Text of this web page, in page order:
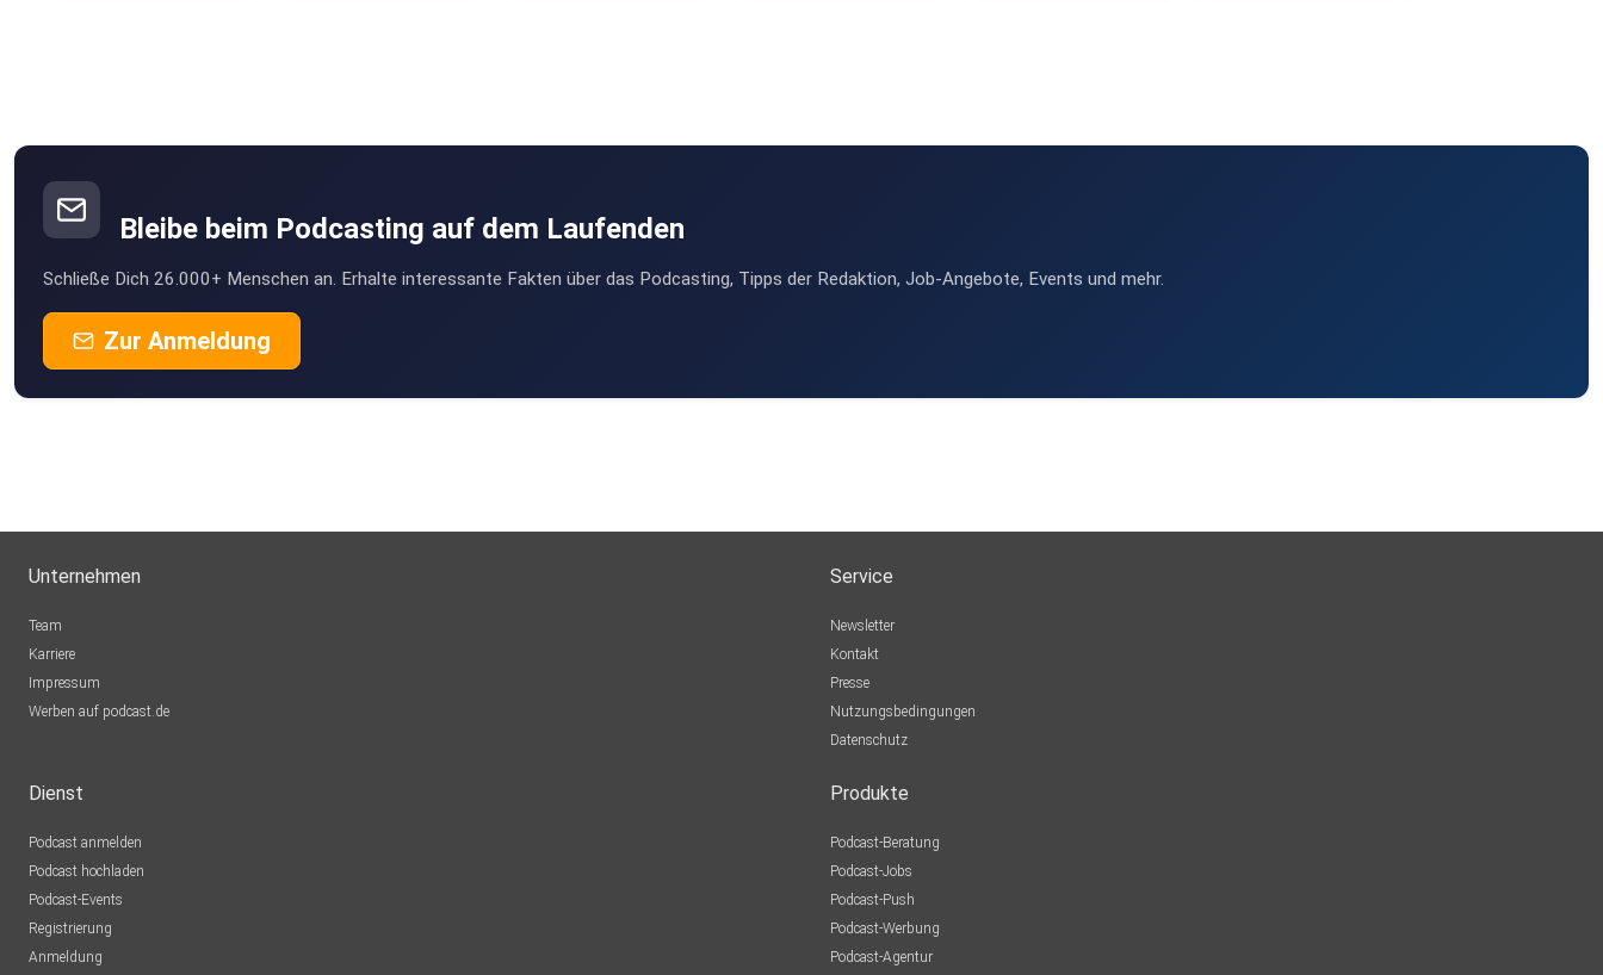
Bleibe beim Podcasting auf dem Laufenden
Schließe Dich 26.000+ Menschen an. Erhalte interessante Fakten über das Podcasting, Tipps der Redaktion, Job-Angebote, Events und mehr.
Zur Anmeldung
Unternehmen
Team
Karriere
Impressum
Werben auf podcast.de
Service
Newsletter
Kontakt
Presse
Nutzungsbedingungen
Datenschutz
Dienst
Podcast anmelden
Podcast hochladen
Podcast-Events
Registrierung
Anmeldung
Produkte
Podcast-Beratung
Podcast-Jobs
Podcast-Push
Podcast-Werbung
Podcast-Agentur